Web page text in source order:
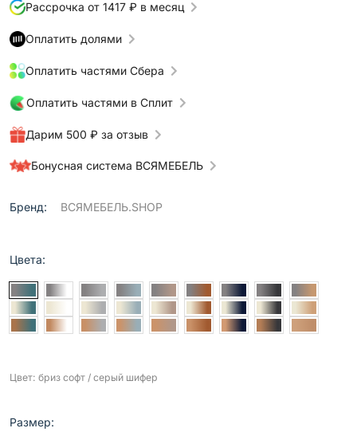
Рассрочка от 1417 ₽ в месяц
Оплатить долями
Оплатить частями Сбера
Оплатить частями в Сплит
Дарим 500 ₽ за отзыв
Бонусная система ВСЯМЕБЕЛЬ
Бренд: ВСЯМЕБЕЛЬ.SHOP
Цвета:
Цвет: бриз софт / серый шифер
Размер: